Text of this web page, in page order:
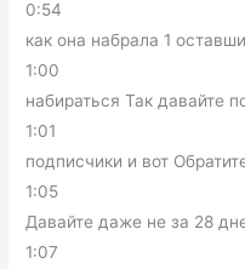
0:54
как она набрала 1
1:00
набираться Так давайте
1:01
подписчики и вот
1:05
Давайте даже не за 28
1:07